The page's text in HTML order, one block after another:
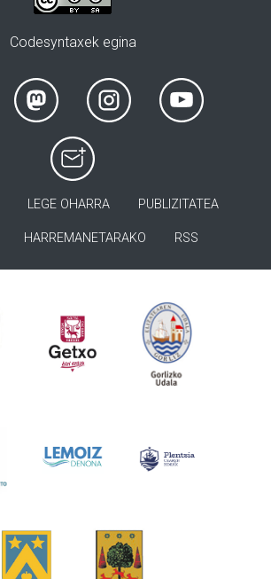
Codesyntaxek egina
LEGE OHARRA PUBLIZITATEA
HARREMANETARAKO RSS